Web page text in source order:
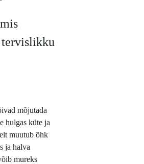
tervislikku
mõjutada
hulgas küte ja
muutub õhk
ja halva
mureks